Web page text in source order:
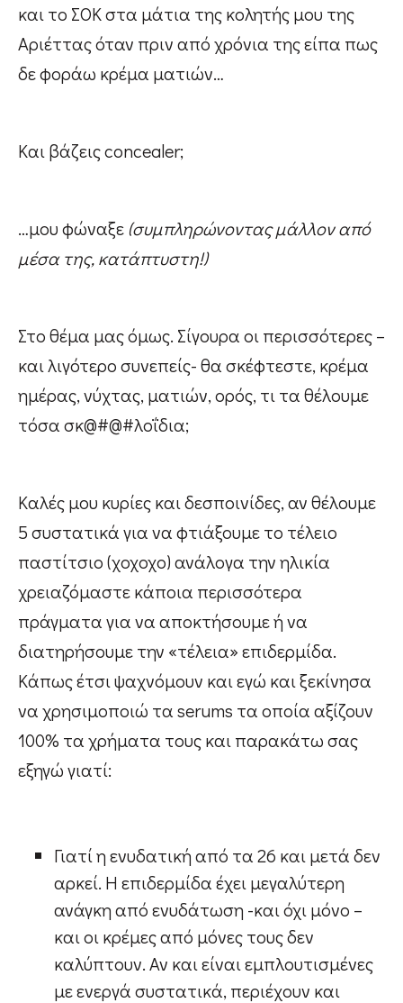
και το ΣΟΚ στα μάτια της κολητής μου της
Αριέττας όταν πριν από χρόνια της είπα πως
δε φοράω κρέμα ματιών…
Και βάζεις concealer;
…μου φώναξε(συμπληρώνοντας μάλλον από
μέσα της, κατάπτυστη!)
Στο θέμα μας όμως. Σίγουρα οι περισσότερες –
και λιγότερο συνεπείς- θα σκέφτεστε, κρέμα
ημέρας, νύχτας, ματιών, ορός, τι τα θέλουμε
τόσα σκ@#@#λοΐδια;
Καλές μου κυρίες και δεσποινίδες, αν θέλουμε
5 συστατικά για να φτιάξουμε το τέλειο
παστίτσιο (χοχοχο) ανάλογα την ηλικία
χρειαζόμαστε κάποια περισσότερα
πράγματα για να αποκτήσουμε ή να
διατηρήσουμε την «τέλεια» επιδερμίδα.
Κάπως έτσι ψαχνόμουν και εγώ και ξεκίνησα
να χρησιμοποιώ τα serums τα οποία αξίζουν
100% τα χρήματα τους και παρακάτω σας
εξηγώ γιατί:
Γιατί η ενυδατική από τα 26 και μετά δεν
αρκεί. Η επιδερμίδα έχει μεγαλύτερη
ανάγκη από ενυδάτωση -και όχι μόνο –
και οι κρέμες από μόνες τους δεν
καλύπτουν. Αν και είναι εμπλουτισμένες
με ενεργά συστατικά, περιέχουν και